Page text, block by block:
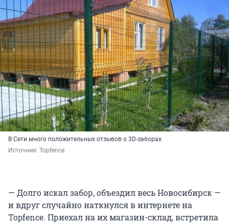
В Сети много положительных отзывов о 3D-заборах
Источник: Topfence
— Долго искал забор, объездил весь Новосибирск —
и вдруг случайно наткнулся в интернете на
Topfence. Приехал на их магазин-склад, встретила